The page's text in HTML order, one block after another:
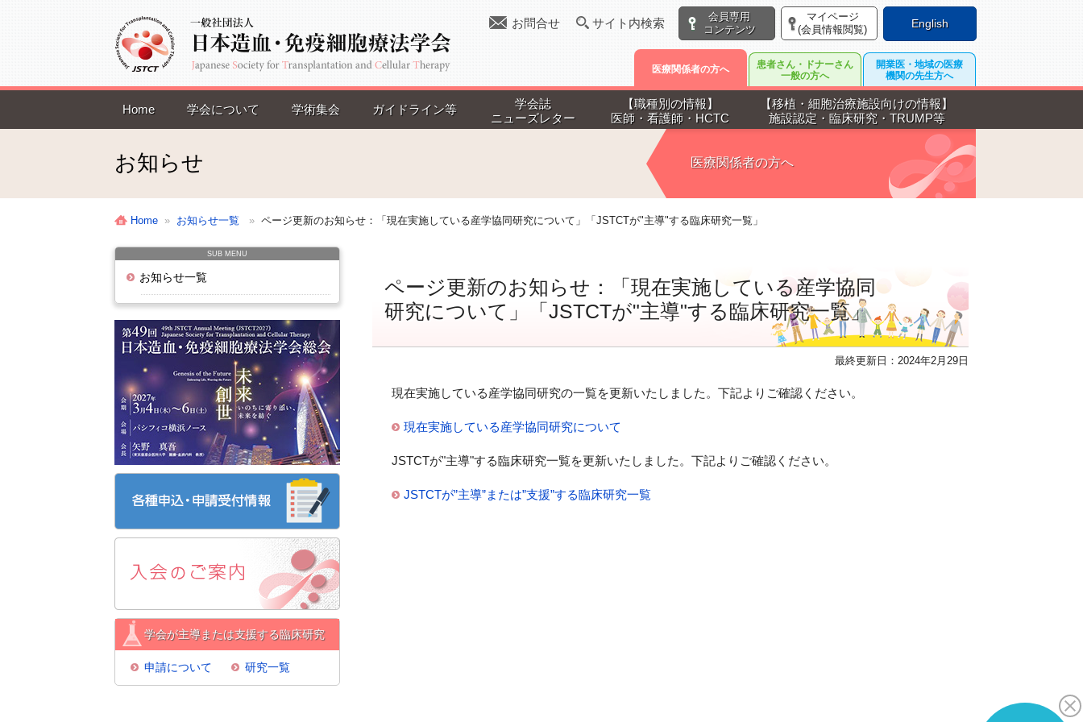
お問合せ サイト内検索
会員専用
コンテンツ
マイページ
(会員情報閲覧)
English
医療関係者の方へ
患者さん・ドナーさん
一般の方へ
開業医・地域の医療
機関の先生方へ
Home 学会について 学術集会 ガイドライン等
学会誌
ニューズレター
【職種別の情報】
医師・看護師・HCTC
【移植・細胞治療施設向けの情報】
施設認定・臨床研究・TRUMP等
お知らせ 医療関係者の方へ
SUB MENU
お知らせ一覧
学会が主導または支援する臨床研究
申請について 研究一覧
Home » お知らせ一覧 » ページ更新のお知らせ：「現在実施している産学協同研究について」「JSTCTが"主導"する臨床研究一覧」
ページ更新のお知らせ：「現在実施している産学協同
研究について」「JSTCTが"主導"する臨床研究一覧」
最終更新日：2024年2月29日
現在実施している産学協同研究の一覧を更新いたしました。下記よりご確認ください。
現在実施している産学協同研究について
JSTCTが"主導"する臨床研究一覧を更新いたしました。下記よりご確認ください。
JSTCTが”主導”または”支援”する臨床研究一覧